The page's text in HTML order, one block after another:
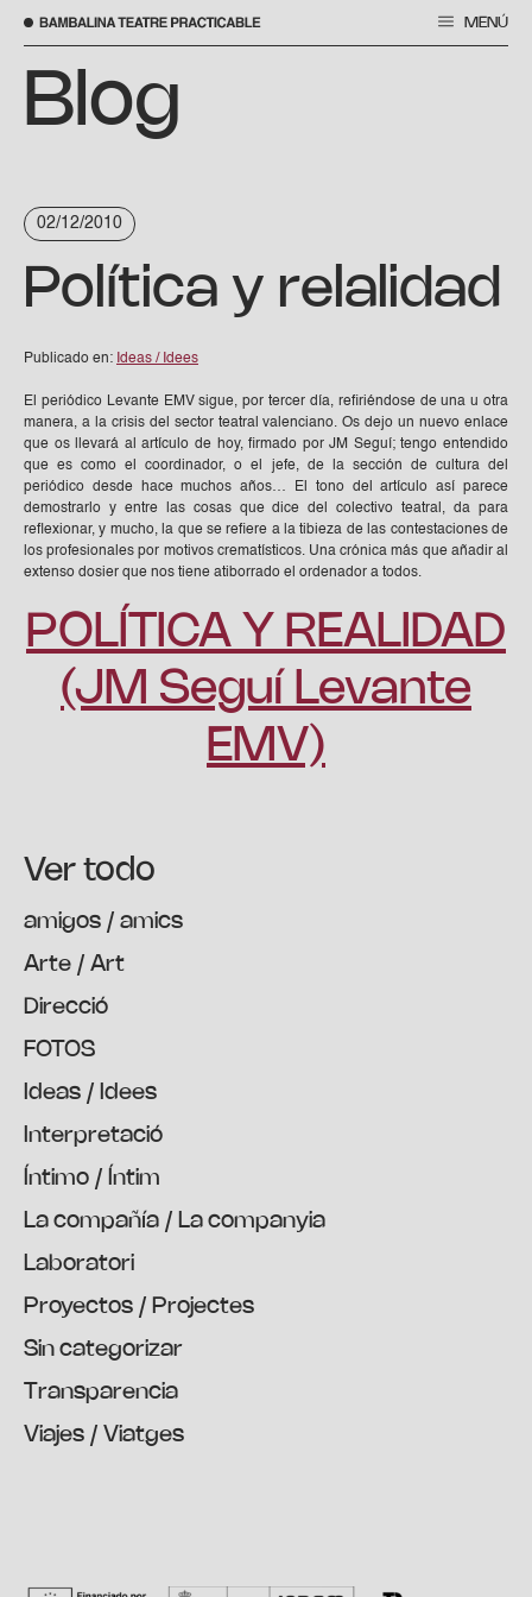
Saltar
contenido
MENÚ
Blog
Ver todo
amigos / amics
Arte / Art
Direcció
FOTOS
Ideas / Idees
Interpretació
Íntimo / Íntim
La compañía / La companyia
Laboratori
Proyectos / Projectes
Sin categorizar
Transparencia
Viajes / Viatges
02/12/2010
Política y relalidad
Publicado en: Ideas / Idees
El periódico Levante EMV sigue, por tercer día, refiriéndose de una u otra
manera, a la crisis del sector teatral valenciano. Os dejo un nuevo enlace
que os llevará al artículo de hoy, firmado por JM Seguí; tengo entendido
que es como el coordinador, o el jefe, de la sección de cultura del
periódico desde hace muchos años… El tono del artículo así parece
demostrarlo y entre las cosas que dice del colectivo teatral, da para
reflexionar, y mucho, la que se refiere a la tibieza de las contestaciones de
los profesionales por motivos crematísticos. Una crónica más que añadir al
extenso dosier que nos tiene atiborrado el ordenador a todos.
POLÍTICA Y REALIDAD
(JM Seguí Levante
EMV)